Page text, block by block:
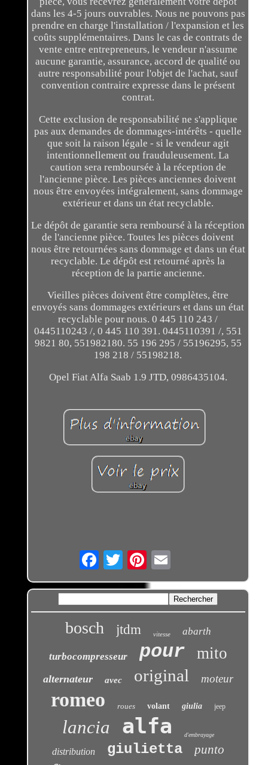
dans les 4-5 jours ouvrables. Nous ne pouvons pas
prendre en charge l'installation / l'expansion et les
coûts supplémentaires. Dans le cas de contrats de
vente entre entrepreneurs, le vendeur n'assume
aucune garantie, assurance, accord de qualité ou
autre responsabilité pour l'objet de l'achat, sauf
convention contraire expresse dans le présent
contrat.
Cette exclusion de responsabilité ne s'applique
pas aux demandes de dommages-intérêts - quelle
que soit la raison légale - si le vendeur agit
intentionnellement ou frauduleusement. La
caution sera remboursée à la réception de
l'ancienne pièce. Les pièces anciennes doivent
nous être envoyées intégralement, sans dommage
extérieur et dans un état recyclable.
Le dépôt de garantie sera remboursé à la réception
de l'ancienne pièce. Toutes les pièces doivent
nous être retournées sans dommage et dans un état
recyclable. Le dépôt est retourné après la
réception de la partie ancienne.
Vieilles pièces doivent être complètes, être
envoyés sans dommages extérieurs et dans un état
recyclable pour nous. 0 445 110 243 /
0445110243 /, 0 445 110 391. 0445110391 /, 551
9821 80, 551982180. 55 196 295 / 55196295, 55
198 218 / 55198218.
Opel Fiat Alfa Saab 1.9 JTD, 0986435104.
Email
bosch jtdm vitesse abarth
turbocompresseur pour mito
alternateur avec original moteur
romeo roues volant giulia jeep
lancia alfa d'embrayage
distribution giulietta punto